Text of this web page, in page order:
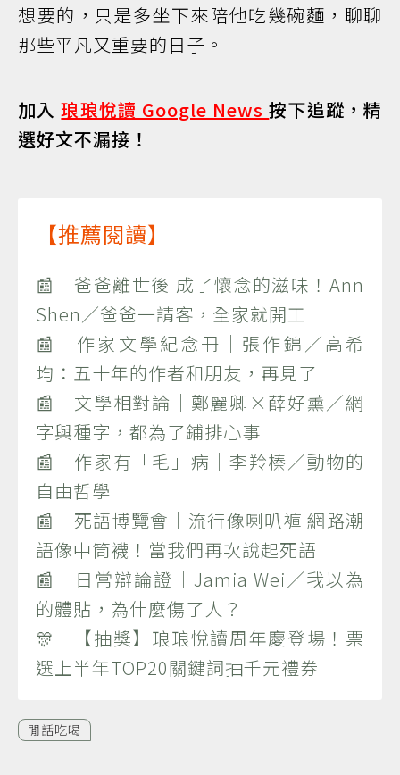
想要的，只是多坐下來陪他吃幾碗麵，聊聊
那些平凡又重要的日子。
加入琅琅悅讀 Google News按下追蹤，精
選好文不漏接！
【推薦閱讀】
📰 爸爸離世後 成了懷念的滋味！Ann
Shen／爸爸一請客，全家就開工
📰 作家文學紀念冊｜張作錦／高希
均：五十年的作者和朋友，再見了
📰 文學相對論｜鄭麗卿×薛好薰／網
字與種字，都為了鋪排心事
📰 作家有「毛」病｜李羚榛／動物的
自由哲學
📰 死語博覽會｜流行像喇叭褲 網路潮
語像中筒襪！當我們再次說起死語
📰 日常辯論證｜Jamia Wei／我以為
的體貼，為什麼傷了人？
🎊 【抽獎】琅琅悅讀周年慶登場！票
選上半年TOP20關鍵詞抽千元禮券
閒話吃喝